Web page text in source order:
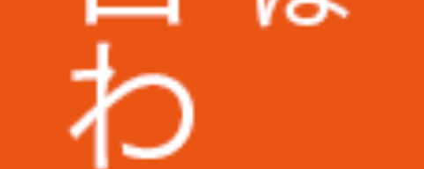
和歌山信愛大学様
筑波技術大学様